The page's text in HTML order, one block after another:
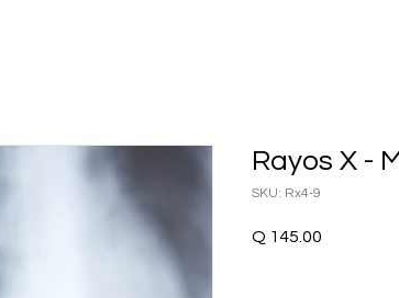
Rayos X -
SKU: Rx4-9
Q 145.00